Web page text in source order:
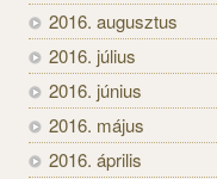
2016. augusztus
2016. július
2016. június
2016. május
2016. április